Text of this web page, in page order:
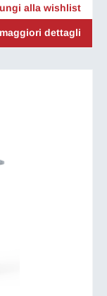
alla wishlist
maggiori dettagli